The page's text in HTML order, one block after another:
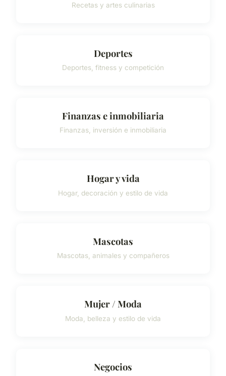
Recetas y artes culinarias
Deportes
Deportes, fitness y competición
Finanzas e inmobiliaria
Finanzas, inversión e inmobiliaria
Hogar y vida
Hogar, decoración y estilo de vida
Mascotas
Mascotas, animales y compañeros
Mujer / Moda
Moda, belleza y estilo de vida
Negocios